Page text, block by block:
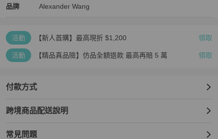
品牌
Alexander Wang精品女裝品牌介紹
Alexander Wang
Alexander Wang推薦清單
活動 【新人首購】最高現折 $1,200 領取
活動 【精品真品險】仿品全額退款 最高再賠 5 萬 領取
付款方式
跨境商品配送說明
常見問題